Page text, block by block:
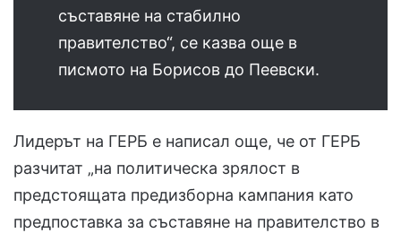
съставяне на стабилно
правителство“, се казва още в
писмото на Борисов до Пеевски.
Лидерът на ГЕРБ е написал още, че от ГЕРБ
разчитат „на политическа зрялост в
предстоящата предизборна кампания като
предпоставка за съставяне на правителство в